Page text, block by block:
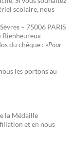
scolaire, nous
– 75006 PARIS
Bienheureux
du chèque : »Pour
les portons au
la Médaille
et en nous